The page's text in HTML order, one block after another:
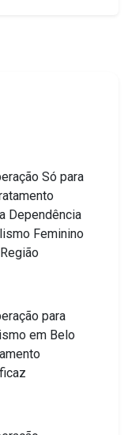
Só para
Dependência
Feminino
para
em Belo